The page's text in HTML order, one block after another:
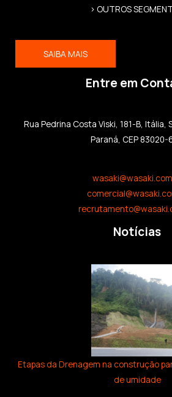
> OUTROS
SAIBA MAIS
Entre em
Rua Pedrina Costa Viski, 181-B, Itália,
Paraná, CEP 83020-
Notícias
Etapas da Drenagem na construção
de umidade